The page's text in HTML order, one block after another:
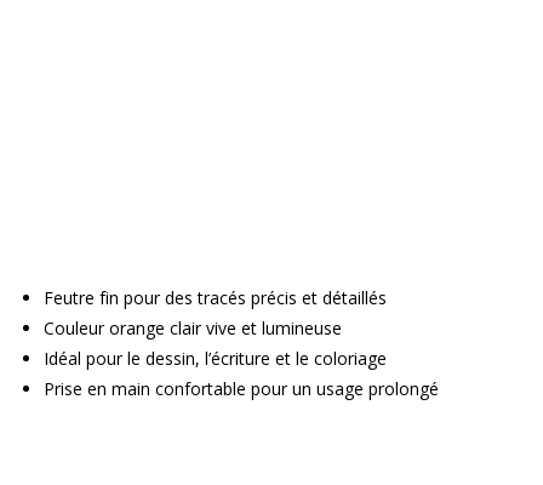
Feutre fin pour des tracés précis et détaillés
Couleur orange clair vive et lumineuse
Idéal pour le dessin, l’écriture et le coloriage
Prise en main confortable pour un usage prolongé